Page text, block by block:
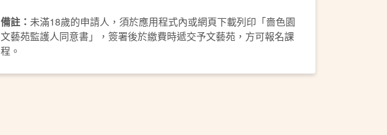
備註： 未滿18歲的申請人，須於應用程式內或網頁下載列印「嗇色園
文藝苑監護人同意書」，簽署後於繳費時遞交予文藝苑，方可報名課
程。